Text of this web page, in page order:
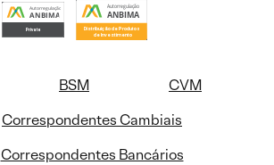
BSM
CVM
Correspondentes Cambiais
Correspondentes Bancários